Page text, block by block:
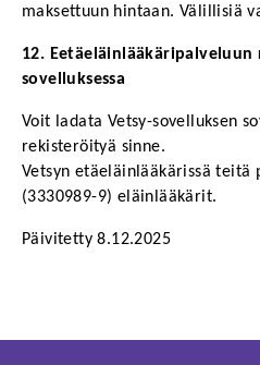
maksettuun hintaan. Välillisiä
12.
sovelluksessa
Voit ladata Vetsy-sovelluksen
rekisteröityä sinne.
Vetsyn etäeläinlääkärissä teitä
(3330989-9) eläinlääkärit.
Päivitetty 8.12.2025